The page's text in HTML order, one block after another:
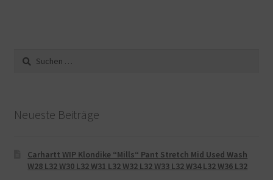
Suche
nach:
Neueste Beiträge
Carhartt WIP Klondike “Mills“ Pant Stretch Mid Used Wash
W28 L32 W30 L32 W31 L32 W32 L32 W33 L32 W34 L32 W36 L32